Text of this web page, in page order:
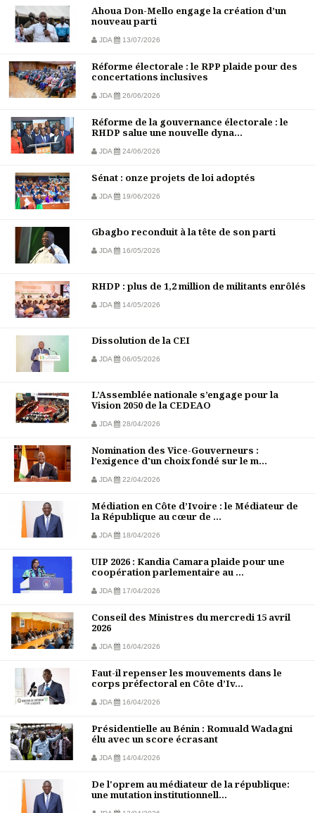
Ahoua Don-Mello engage la création d’un
nouveau parti
JDA 13/07/2026
Réforme électorale : le RPP plaide pour des
concertations inclusives
JDA 26/06/2026
Réforme de la gouvernance électorale : le
RHDP salue une nouvelle dyna...
JDA 24/06/2026
Sénat : onze projets de loi adoptés
JDA 19/06/2026
Gbagbo reconduit à la tête de son parti
JDA 16/05/2026
RHDP : plus de 1,2 million de militants enrôlés
JDA 14/05/2026
Dissolution de la CEI
JDA 06/05/2026
L’Assemblée nationale s’engage pour la
Vision 2050 de la CEDEAO
JDA 28/04/2026
Nomination des Vice-Gouverneurs :
l’exigence d'un choix fondé sur le m...
JDA 22/04/2026
Médiation en Côte d’Ivoire : le Médiateur de
la République au cœur de ...
JDA 18/04/2026
UIP 2026 : Kandia Camara plaide pour une
coopération parlementaire au ...
JDA 17/04/2026
Conseil des Ministres du mercredi 15 avril
2026
JDA 16/04/2026
Faut-il repenser les mouvements dans le
corps préfectoral en Côte d’Iv...
JDA 16/04/2026
Présidentielle au Bénin : Romuald Wadagni
élu avec un score écrasant
JDA 14/04/2026
De l'oprem au médiateur de la république:
une mutation institutionnell...